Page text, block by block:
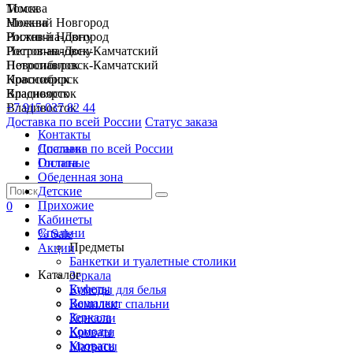
Москва
Нижний Новгород
Ростов-на-Дону
Петропавловск-Камчатский
Новосибирск
Красноярск
Владивосток
+7 915 037 82 44
Доставка по всей России Статус заказа
Спальни
Гостиные
Обеденная зона
Детские
Прихожие
Кабинеты
% Sale
Акции
Каталог
Буфеты
Вешалки
Зеркала
Комоды
Кровати
Томск
Москва
Нижний Новгород
Ростов-на-Дону
Петропавловск-Камчатский
Новосибирск
Красноярск
Владивосток
Контакты
Доставка по всей России
Оплата
0
Спальни
Предметы
Банкетки и туалетные столики
Зеркала
Комоды для белья
Комплект спальни
Консоли
Кровати
Матрасы